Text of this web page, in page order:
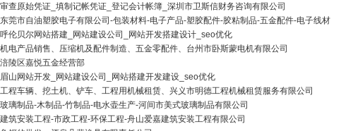
审查原始凭证_填制记帐凭证_登记会计帐簿_深圳市卫斯信财务咨询有限公司
东莞市自油塑胶电子有限公司-包装材料-电子产品-塑胶配件-胶粘制品-五金配件-电子线材
呼伦贝尔网站搭建_网站建设公司_网站开发搭建设计_seo优化
机电产品销售、压缩机及配件制造、五金零配件、台州市卧斯蒙电机有限公司
涪陵区嘉悦五金经营部
眉山网站开发_网站建设公司_网站搭建开发建设_seo优化
工程车辆、挖土机、铲车、工程用机械租赁、兴义市明德工程机械租赁服务有限公司
玻璃制品-木制品-竹制品-电水壶生产-河间市美式玻璃制品有限公司
建筑安装工程-市政工程-环保工程-舟山爱嘉建筑安装工程有限公司